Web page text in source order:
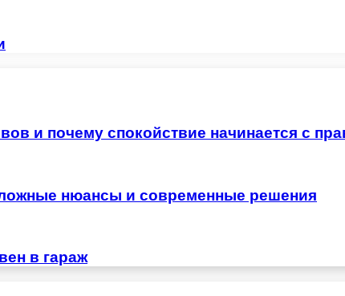
и почему спокойствие начинается с
нюансы и современные решения
в гараж